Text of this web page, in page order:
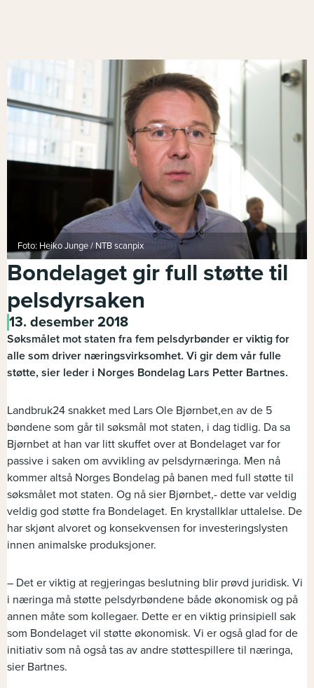
Foto: Heiko Junge / NTB scanpix
Bondelaget gir full støtte til
pelsdyrsaken
13. desember 2018
Søksmålet mot staten fra fem pelsdyrbønder er viktig for
alle som driver næringsvirksomhet. Vi gir dem vår fulle
støtte, sier leder i Norges Bondelag Lars Petter Bartnes.
Landbruk24 snakket med Lars Ole Bjørnbet,en av de 5
bøndene som går til søksmål mot staten, i dag tidlig. Da sa
Bjørnbet at han var litt skuffet over at Bondelaget var for
passive i saken om avvikling av pelsdyrnæringa. Men nå
kommer altså Norges Bondelag på banen med full støtte til
søksmålet mot staten. Og nå sier Bjørnbet,- dette var veldig
veldig god støtte fra Bondelaget. En krystallklar uttalelse. De
har skjønt alvoret og konsekvensen for investeringslysten
innen animalske produksjoner.
– Det er viktig at regjeringas beslutning blir prøvd juridisk. Vi
i næringa må støtte pelsdyrbøndene både økonomisk og på
annen måte som kollegaer. Dette er en viktig prinsipiell sak
som Bondelaget vil støtte økonomisk. Vi er også glad for de
initiativ som nå også tas av andre støttespillere til næringa,
sier Bartnes.